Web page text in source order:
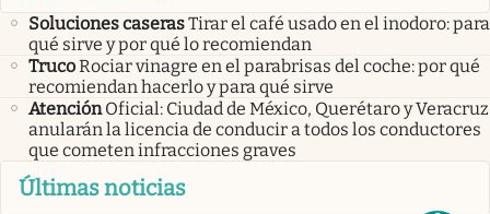
Soluciones caserasTirar el café usado en el inodoro: para
qué sirve y por qué lo recomiendan
TrucoRociar vinagre en el parabrisas del coche: por qué
recomiendan hacerlo y para qué sirve
Atención Oficial: Ciudad de México, Querétaro y Veracruz
anularán la licencia de conducir a todos los conductores
que cometen infracciones graves
Últimas noticias